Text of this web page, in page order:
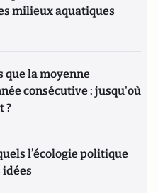
milieux aquatiques
que la moyenne
consécutive : jusqu'où
?
l’écologie politique